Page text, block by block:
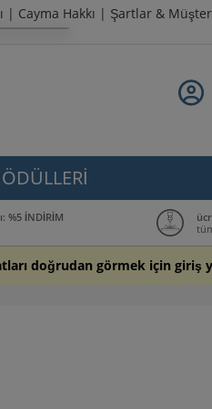
| Cayma Hakkı | Şartlar &
%5 İNDİRİM
doğrudan görmek için giriş